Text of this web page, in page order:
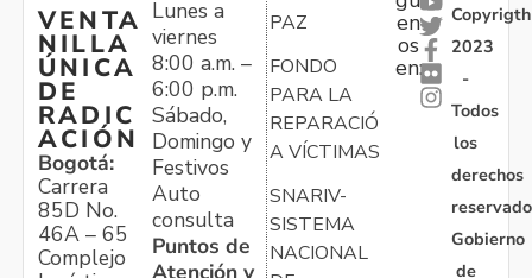
VENTA
NILLA
ÚNICA
DE
RADIC
ACIÓN
Bogotá:
Carrera
85D No.
46A – 65
Complejo
Lunes a
viernes
8:00 a.m. –
6:00 p.m.
Sábado,
Domingo y
Festivos
Auto
consulta
Puntos de
Atención y
PAZ
FONDO
PARA LA
REPARACIÓN
A VÍCTIMAS
SNARIV-
SISTEMA
NACIONAL
en
os
en:
Copyrigth
2023
-
Todos
los
derechos
Gobierno
de